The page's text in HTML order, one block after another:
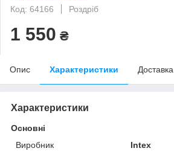
Код: 64166
Роздріб
1 550 ₴
Опис Характеристики Доставка
Характеристики
Основні
Виробник
Intex